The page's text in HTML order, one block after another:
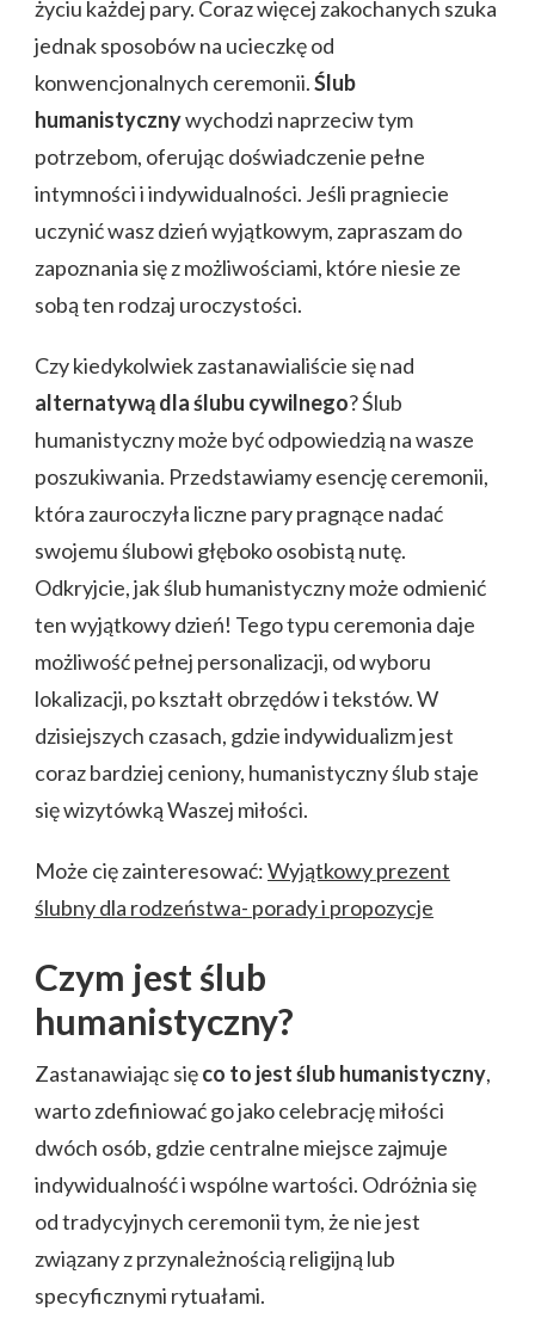
życiu każdej pary. Coraz więcej zakochanych szuka
jednak sposobów na ucieczkę od
konwencjonalnych ceremonii.Ślub
humanistycznywychodzi naprzeciw tym
potrzebom, oferując doświadczenie pełne
intymności i indywidualności. Jeśli pragniecie
uczynić wasz dzień wyjątkowym, zapraszam do
zapoznania się z możliwościami, które niesie ze
sobą ten rodzaj uroczystości.
Czy kiedykolwiek zastanawialiście się nad
alternatywą dla ślubu cywilnego? Ślub
humanistyczny może być odpowiedzią na wasze
poszukiwania. Przedstawiamy esencję ceremonii,
która zauroczyła liczne pary pragnące nadać
swojemu ślubowi głęboko osobistą nutę.
Odkryjcie, jak ślub humanistyczny może odmienić
ten wyjątkowy dzień! Tego typu ceremonia daje
możliwość pełnej personalizacji, od wyboru
lokalizacji, po kształt obrzędów i tekstów. W
dzisiejszych czasach, gdzie indywidualizm jest
coraz bardziej ceniony, humanistyczny ślub staje
się wizytówką Waszej miłości.
Może cię zainteresować:Wyjątkowy prezent
ślubny dla rodzeństwa- porady i propozycje
Czym jest ślub
humanistyczny?
Zastanawiając sięco to jest ślub humanistyczny,
warto zdefiniować go jako celebrację miłości
dwóch osób, gdzie centralne miejsce zajmuje
indywidualność i wspólne wartości. Odróżnia się
od tradycyjnych ceremonii tym, że nie jest
związany z przynależnością religijną lub
specyficznymi rytuałami.